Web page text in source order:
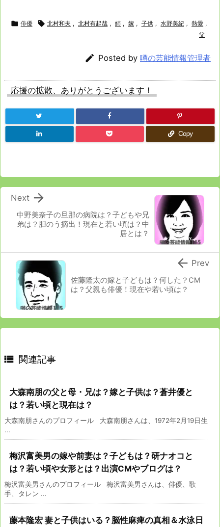
 俳優  北村和夫 , 北村有起哉 , 姉 , 嫁 , 子供 , 水野美紀 , 熱愛 ,
父
 Posted by 噂の芸能情報管理者
応援の拡散、ありがとうございます！
Copy
中野美奈子の旦那の病院は？子どもや兄
弟は？胆のう摘出！現在と若い頃は？中
居とは？

Next
佐藤隆太の嫁と子どもは？何した？CM
は？父親も俳優！現在や若い頃は？
 Prev
 関連記事
大森南朋の父と母・兄は？嫁と子供は？蒼井優と
は？若い頃と現在は？
大森南朋さんのプロフィール 大森南朋さんは、1972年2月19日生
...
梅沢富美男の嫁や前妻は？子どもは？研ナオコと
は？若い頃や女形とは？出演CMやブログは？
梅沢富美男さんのプロフィール 梅沢富美男さんは、俳優、歌
手、タレン ...
藤本隆宏 妻と子供はいる？脳性麻痺の真相＆水泳日